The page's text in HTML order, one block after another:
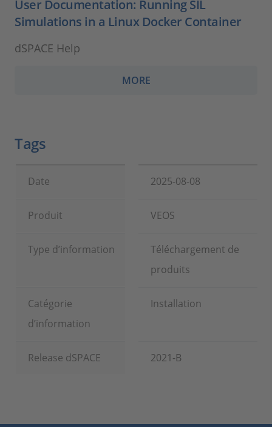
User Documentation: Running SIL
Simulations in a Linux Docker Container
dSPACE Help
MORE
Tags
Date 2025-08-08
Produit VEOS
Type d’information
Téléchargement de
produits
Catégorie
d’information
Installation
Release dSPACE 2021-B